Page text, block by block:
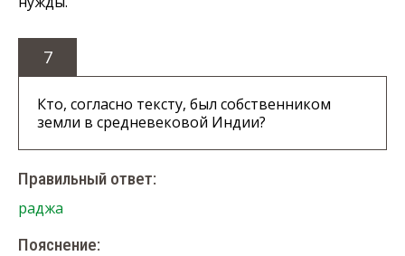
7
Кто, согласно тексту, был собственником
земли в средневековой Индии?
Правильный ответ:
раджа
Пояснение: